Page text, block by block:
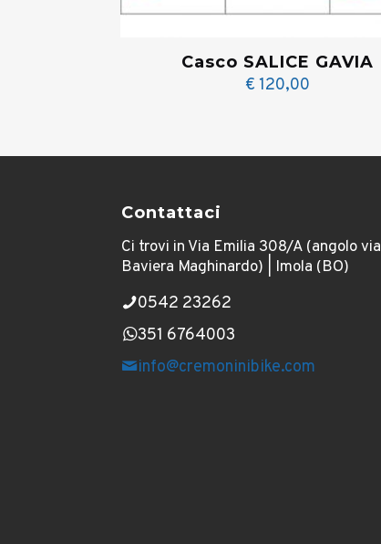
Casco SALICE GAVIA
€ 120,00
Contattaci
Ci trovi in Via Emilia 308/A (angolo via
Baviera Maghinardo) | Imola (BO)
0542 23262
351 6764003
info@cremoninibike.com